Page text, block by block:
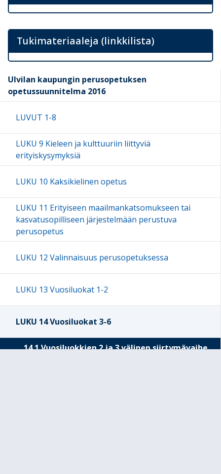
Tukimateriaaleja (linkkilista)
Ulvilan kaupungin perusopetuksen
opetussuunnitelma 2016
LUVUT 1-8
LUKU 9 Kieleen ja kulttuuriin liittyviä
erityiskysymyksiä
LUKU 10 Kaksikielinen opetus
LUKU 11 Erityiseen maailmankatsomukseen tai
kasvatusopilliseen järjestelmään perustuva
perusopetus
LUKU 12 Valinnaisuus perusopetuksessa
LUKU 13 Vuosiluokat 1-2
LUKU 14 Vuosiluokat 3-6
14.1 Vuosiluokkien 2 ja 3 välinen siirtymävaihe